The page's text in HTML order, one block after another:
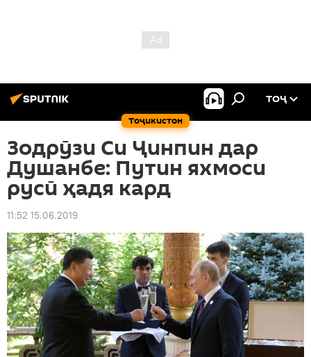
Тоҷикистон
ТОҶ
Зодрӯзи Си Ҷинпин дар
Душанбе: Путин яхмоси
русӣ ҳадя кард
11:52 15.06.2019